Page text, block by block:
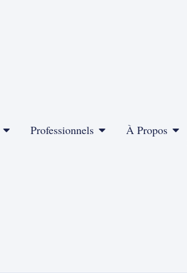
Professionnels À Propos